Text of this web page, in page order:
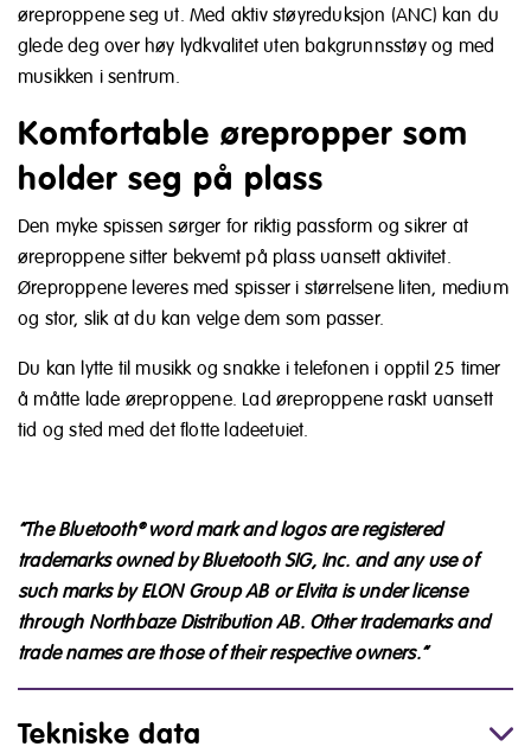
øreproppene seg ut. Med aktiv støyreduksjon (ANC) kan du
glede deg over høy lydkvalitet uten bakgrunnsstøy og med
musikken i sentrum.
Komfortable ørepropper som
holder seg på plass
Den myke spissen sørger for riktig passform og sikrer at
øreproppene sitter bekvemt på plass uansett aktivitet.
Øreproppene leveres med spisser i størrelsene liten, medium
og stor, slik at du kan velge dem som passer.
Du kan lytte til musikk og snakke i telefonen i opptil 25 timer
å måtte lade øreproppene. Lad øreproppene raskt uansett
tid og sted med det flotte ladeetuiet.
“The Bluetooth® word mark and logos are registered
trademarks owned by Bluetooth SIG, Inc. and any use of
such marks by ELON Group AB or Elvita is under license
through Northbaze Distribution AB. Other trademarks and
trade names are those of their respective owners.”
Tekniske data